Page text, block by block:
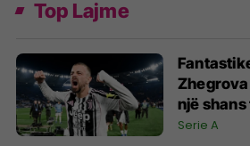
Top Lajme
një
Serie A